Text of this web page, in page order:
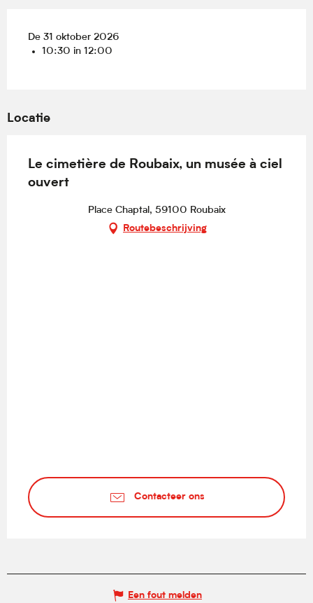
De 31 oktober 2026
10:30 in 12:00
Locatie
Le cimetière de Roubaix, un musée à ciel
ouvert
Place Chaptal, 59100 Roubaix
Routebeschrijving
Contacteer ons
Een fout melden